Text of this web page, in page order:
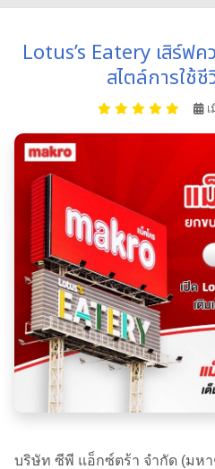
Lotus’s Eatery เสิร์ฟ
สไตล์การใช้
เ
บริษัท ซีพี แอ็กซ์ตร้า จำกัด (มห